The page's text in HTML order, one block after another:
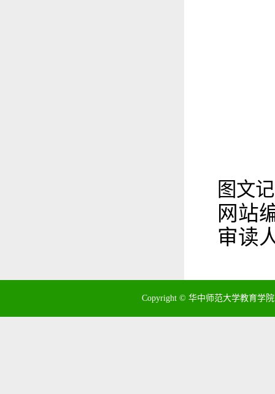
图文
网站
审读
Copyright © 华中师范大学教育学院